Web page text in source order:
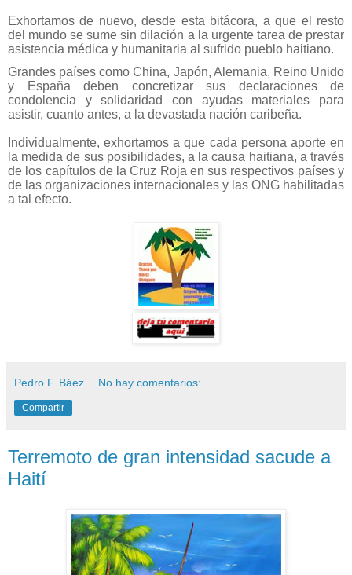
Exhortamos de nuevo, desde esta bitácora, a que el resto
del mundo se sume sin dilación a la urgente tarea de prestar
asistencia médica y humanitaria al sufrido pueblo haitiano.
Grandes países como China, Japón, Alemania, Reino Unido
y España deben concretizar sus declaraciones de
condolencia y solidaridad con ayudas materiales para
asistir, cuanto antes, a la devastada nación caribeña.
Individualmente, exhortamos a que cada persona aporte en
la medida de sus posibilidades, a la causa haitiana, a través
de los capítulos de la Cruz Roja en sus respectivos países y
de las organizaciones internacionales y las ONG habilitadas
a tal efecto.
Pedro F. Báez No hay comentarios:
Compartir
Terremoto de gran intensidad sacude a
Haití